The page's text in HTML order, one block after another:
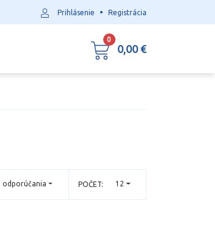
POČET: 12
odporúčania
Prihlásenie • Registrácia
0
0,00 €